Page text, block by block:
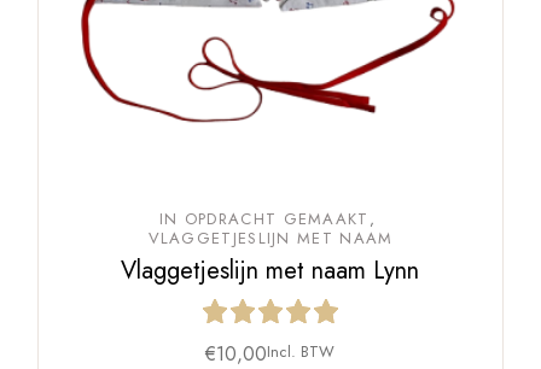
IN OPDRACHT GEMAAKT
VLAGGETJESLIJN MET NAAM
Vlaggetjeslijn met naam Lynn
€10,00Incl. BTW